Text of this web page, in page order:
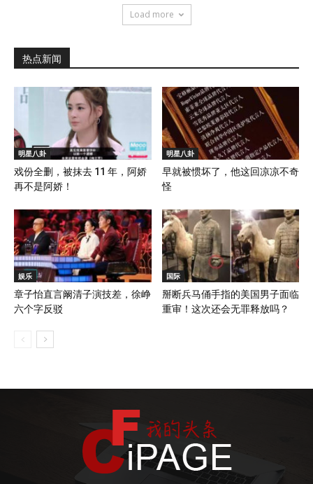
Load more
热点新闻
明星八卦
戏份全删，被抹去 11 年，阿娇
再不是阿娇！
明星八卦
早就被惯坏了，他这回凉凉不奇
怪
娱乐
章子怡直言阚清子演技差，徐峥
六个字反驳
国际
掰断兵马俑手指的美国男子面临
重审！这次还会无罪释放吗？